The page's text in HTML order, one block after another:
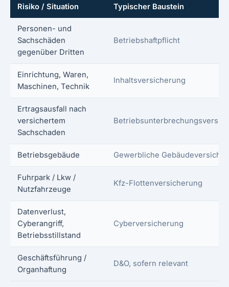
Risiko / Situation Typischer Baustein
Personen- und
Sachschäden
gegenüber Dritten
Betriebshaftpflicht
Einrichtung, Waren,
Maschinen, Technik
Inhaltsversicherung
Ertragsausfall nach
versichertem
Sachschaden
Betriebsgebäude Gewerbliche
Fuhrpark / Lkw /
Nutzfahrzeuge
Kfz-Flottenversicherung
Datenverlust,
Cyberangriff,
Betriebsstillstand
Cyberversicherung
Geschäftsführung /
Organhaftung
D&O, sofern relevant